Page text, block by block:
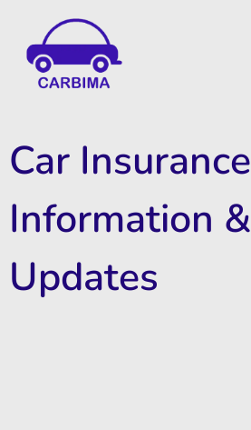
Car Insurance
Information &
Updates